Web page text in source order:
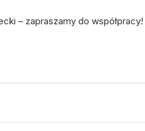
– zapraszamy do współpracy!